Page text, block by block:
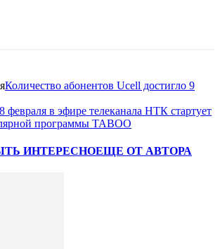
Количество абонентов Ucell достигло 9
8 февраля в эфире телеканала НТК стартует
программы TABOO
ИНТЕРЕСНОЕЩЕ ОТ АВТОРА